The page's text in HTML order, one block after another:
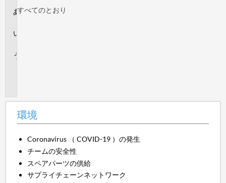
環
すべてのとおり
環境
Coronavirus （ COVID-19 ）の発生
チームの安全性
スペアパーツの供給
サプライチェーンネットワーク